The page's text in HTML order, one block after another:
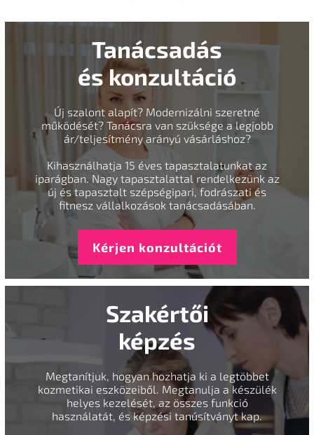
Tanácsadás
és konzultáció
Új szalont alapít? Modernizálni szeretné
működését? Tanácsra van szüksége a legjobb
ár/teljesítmény arányú vásárláshoz?
Kihasználhatja 15 éves tapasztalatunkat az
iparágban. Nagy tapasztalattal rendelkezünk az
új és tapasztalt szépségipari, fodrászati és
fitnesz vállalkozások tanácsadásában.
Kérjen konzultációt
Szakértői
képzés
Megtanítjuk, hogyan hozhatja ki a legtöbbet
kozmetikai eszközeiből. Megtanulja a készülék
helyes kezelését, az összes funkció
használatát, és képzési tanúsítványt kap.